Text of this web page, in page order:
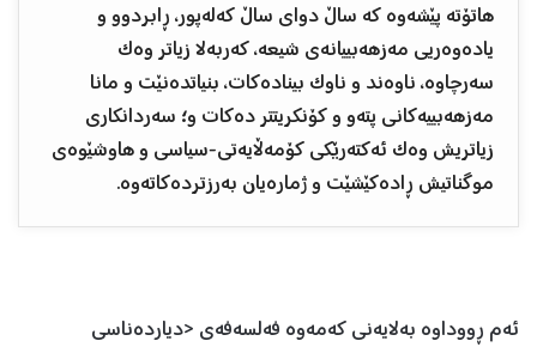
هاتۆتە پێشەوە کە ساڵ دوای ساڵ کەلەپور، ڕابردوو و
یادەوەریی مەزهەبییانەی شیعە، کەربەلا زیاتر وەک
سەرچاوە، ناوەند و ناوک بینادەکات، بنیاتدەنێت و مانا
مەزهەبییەکانی پتەو و کۆنکریتتر دەکات و؛ سەردانکاری
زیاتریش وەک ئەکتەرێکی کۆمەڵایەتی-سیاسی و هاوشێوەی
موگناتیش ڕادەکێشێت و ژمارەیان بەرزتردەکاتەوە.
ئەم ڕووداوە بەلایەنی کەمەوە فەلسەفەی <دیاردەناسی